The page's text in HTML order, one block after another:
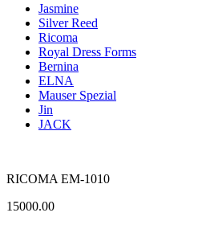
Jasmine
Silver Reed
Ricoma
Royal Dress Forms
Bernina
ELNA
Mauser Spezial
Jin
JACK
RICOMA EM-1010
15000.00